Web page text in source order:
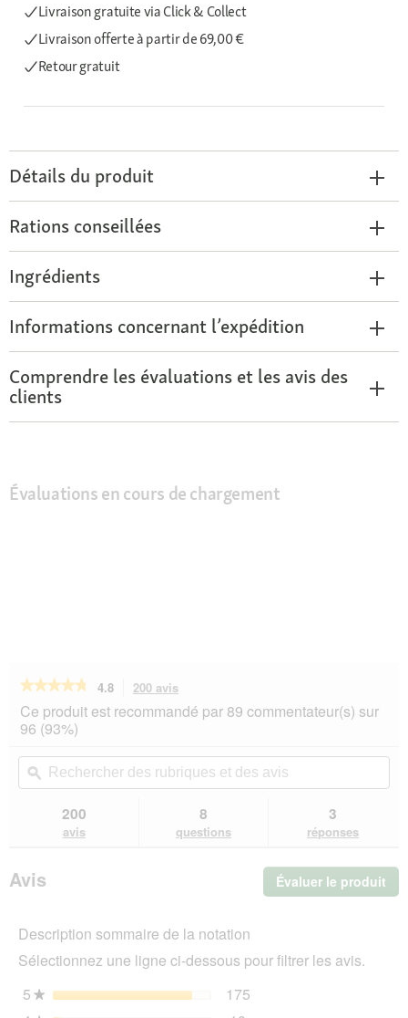
Livraison gratuite via Click & Collect
Livraison offerteà partir de 69,00 €
Retour gratuit
Détails du produit
Rations conseillées
Ingrédients
Informations concernant l’expédition
Comprendre les évaluations et les avis des
clients
Évaluations en cours de chargement
★★★★★
★★★★★
sur
5
les
avis
REAL
NATURE
à
Patate
4.8 200 avis
action
vous
vers
les
avis.
Ce produit est recommandé par 89 commentateur(s) sur
96 (93%)
Rechercher
des
rubriques
ϙ
200
avis
8
questions
3
réponses
Avis Évaluer le produit
Description sommaire de la notation
Sélectionnez une ligne ci-dessous pour filtrer les avis.
5★ étoiles 175